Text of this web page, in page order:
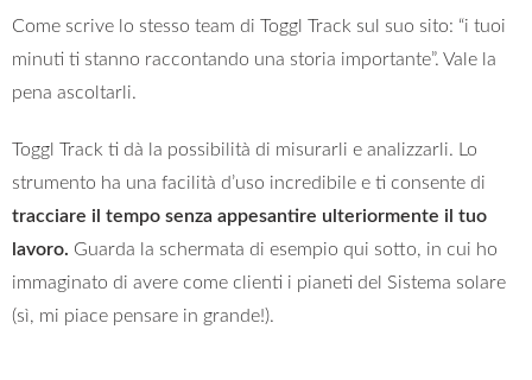
Come scrive lo stesso team di Toggl Track sul suo sito: “i tuoi
minuti ti stanno raccontando una storia importante”. Vale la
pena ascoltarli.
Toggl Track ti dà la possibilità di misurarli e analizzarli. Lo
strumento ha una facilità d’uso incredibile e ti consente di
tracciare il tempo senza appesantire ulteriormente il tuo
lavoro. Guarda la schermata di esempio qui sotto, in cui ho
immaginato di avere come clienti i pianeti del Sistema solare
(sì, mi piace pensare in grande!).